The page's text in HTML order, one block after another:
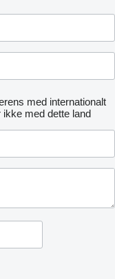
med internationalt
ikke med dette land